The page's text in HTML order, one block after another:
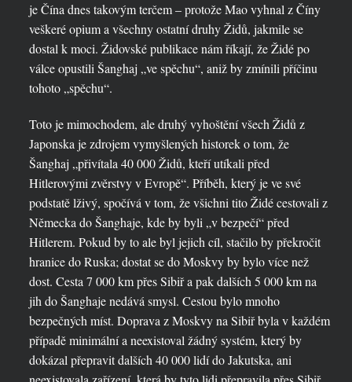
je Čína dnes takovým terčem – protože Mao vyhnal z Číny
veškeré opium a všechny ostatní druhy Židů, jakmile se
dostal k moci. Židovské publikace nám říkají, že Židé po
válce opustili Šanghaj „ve spěchu“, aniž by zmínili příčinu
tohoto „spěchu“.
Toto je mimochodem, ale druhý vyhoštění všech Židů z
Japonska je zdrojem vymyšlených historek o tom, že
Šanghaj „přivítala 40 000 Židů, kteří utíkali před
Hitlerovými zvěrstvy v Evropě“. Příběh, který je ve své
podstatě lživý, spočívá v tom, že všichni tito Židé cestovali z
Německa do Šanghaje, kde by byli „v bezpečí“ před
Hitlerem. Pokud by to ale byl jejich cíl, stačilo by překročit
hranice do Ruska; dostat se do Moskvy by bylo více než
dost. Cesta 7 000 km přes Sibiř a pak dalších 5 000 km na
jih do Šanghaje nedává smysl. Cestou bylo mnoho
bezpečných míst. Doprava z Moskvy na Sibiř byla v každém
případě minimální a neexistoval žádný systém, který by
dokázal přepravit dalších 40 000 lidí do Jakutska, ani